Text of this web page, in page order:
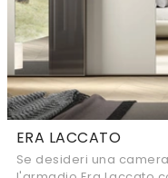
ERA LACCATO
Se desideri una